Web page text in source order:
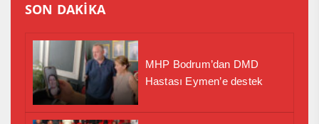
SON DAKİKA
MHP Bodrum’dan DMD
Hastası Eymen’e destek